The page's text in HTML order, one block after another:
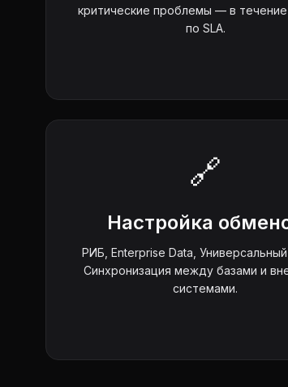
критические проблемы — в течение
по SLA.
🔗
Настройка
РИБ, Enterprise Data,
Синхронизация между базами и
системами.